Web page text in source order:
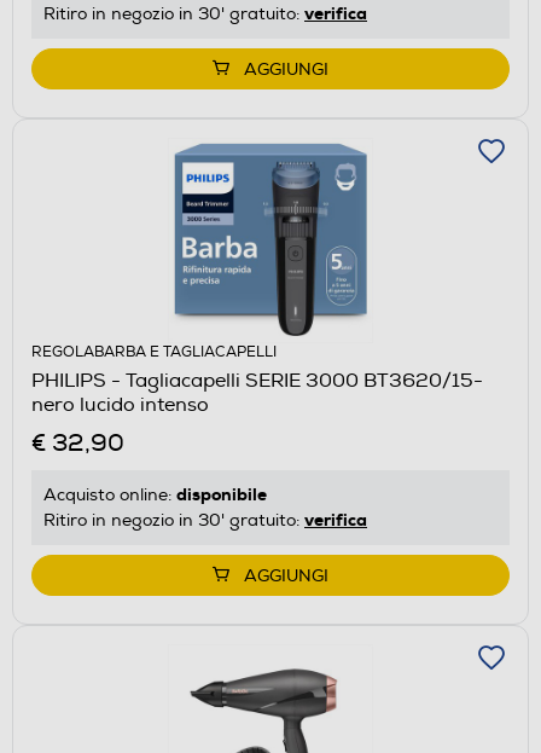
Ritiro in negozio in 30' gratuito: verifica
AGGIUNGI
REGOLABARBA E TAGLIACAPELLI
PHILIPS - Tagliacapelli SERIE 3000 BT3620/15-
nero lucido intenso
€ 32,90
Acquisto online: disponibile
Ritiro in negozio in 30' gratuito: verifica
AGGIUNGI